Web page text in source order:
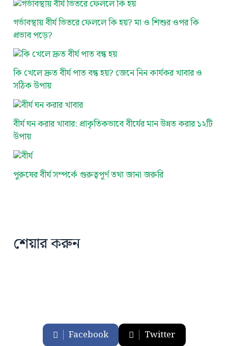
গর্ভাবস্থায় বীর্য ভিতরে ফেললে কি হয়? মা ও শিশুর ওপর কি
প্রভাব পড়ে?
কি খেলে দ্রুত বীর্য পাত বন্ধ হয়? জেনে নিন কার্যকর খাবার ও
সঠিক উপায়
বীর্য ঘন করার খাবার: প্রাকৃতিকভাবে বীর্যের মান উন্নত করার ১২টি
উপায়
পুরুষের বীর্য সম্পর্কে গুরুত্বপূর্ণ তথ্য জানা জরুরি
শেয়ার করুন
Facebook Twitter